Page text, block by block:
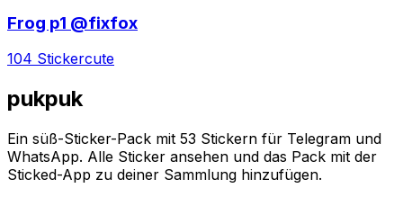
Frog p1 @fixfox
104 Stickercute
pukpuk
Ein süß-Sticker-Pack mit 53 Stickern für Telegram und
WhatsApp. Alle Sticker ansehen und das Pack mit der
Sticked-App zu deiner Sammlung hinzufügen.